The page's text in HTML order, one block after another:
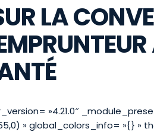
LA
»4.21.0″
» global_colors_info= »{}